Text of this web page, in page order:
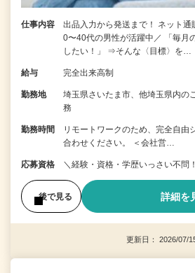
仕事内容
出品入力から発送まで！ ネット
0〜40代の男性が活躍中／ 「毎月
したい！」 ⇒そんな〈目標〉を…
給与 完全出来高制
勤務地
埼玉県さいたま市、他埼玉県内
務
勤務時間
リモートワークのため、完全自由
合わせください。 ＜会社営…
応募資格 ＼経験・資格・学歴いっさい不問
後で見る 詳細を
更新日： 2026/07/